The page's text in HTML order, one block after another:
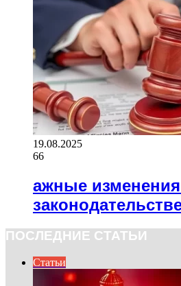
19.08.2025
66
ажные
ПОСЛЕДНИЕ СТАТЬИ
Статьи